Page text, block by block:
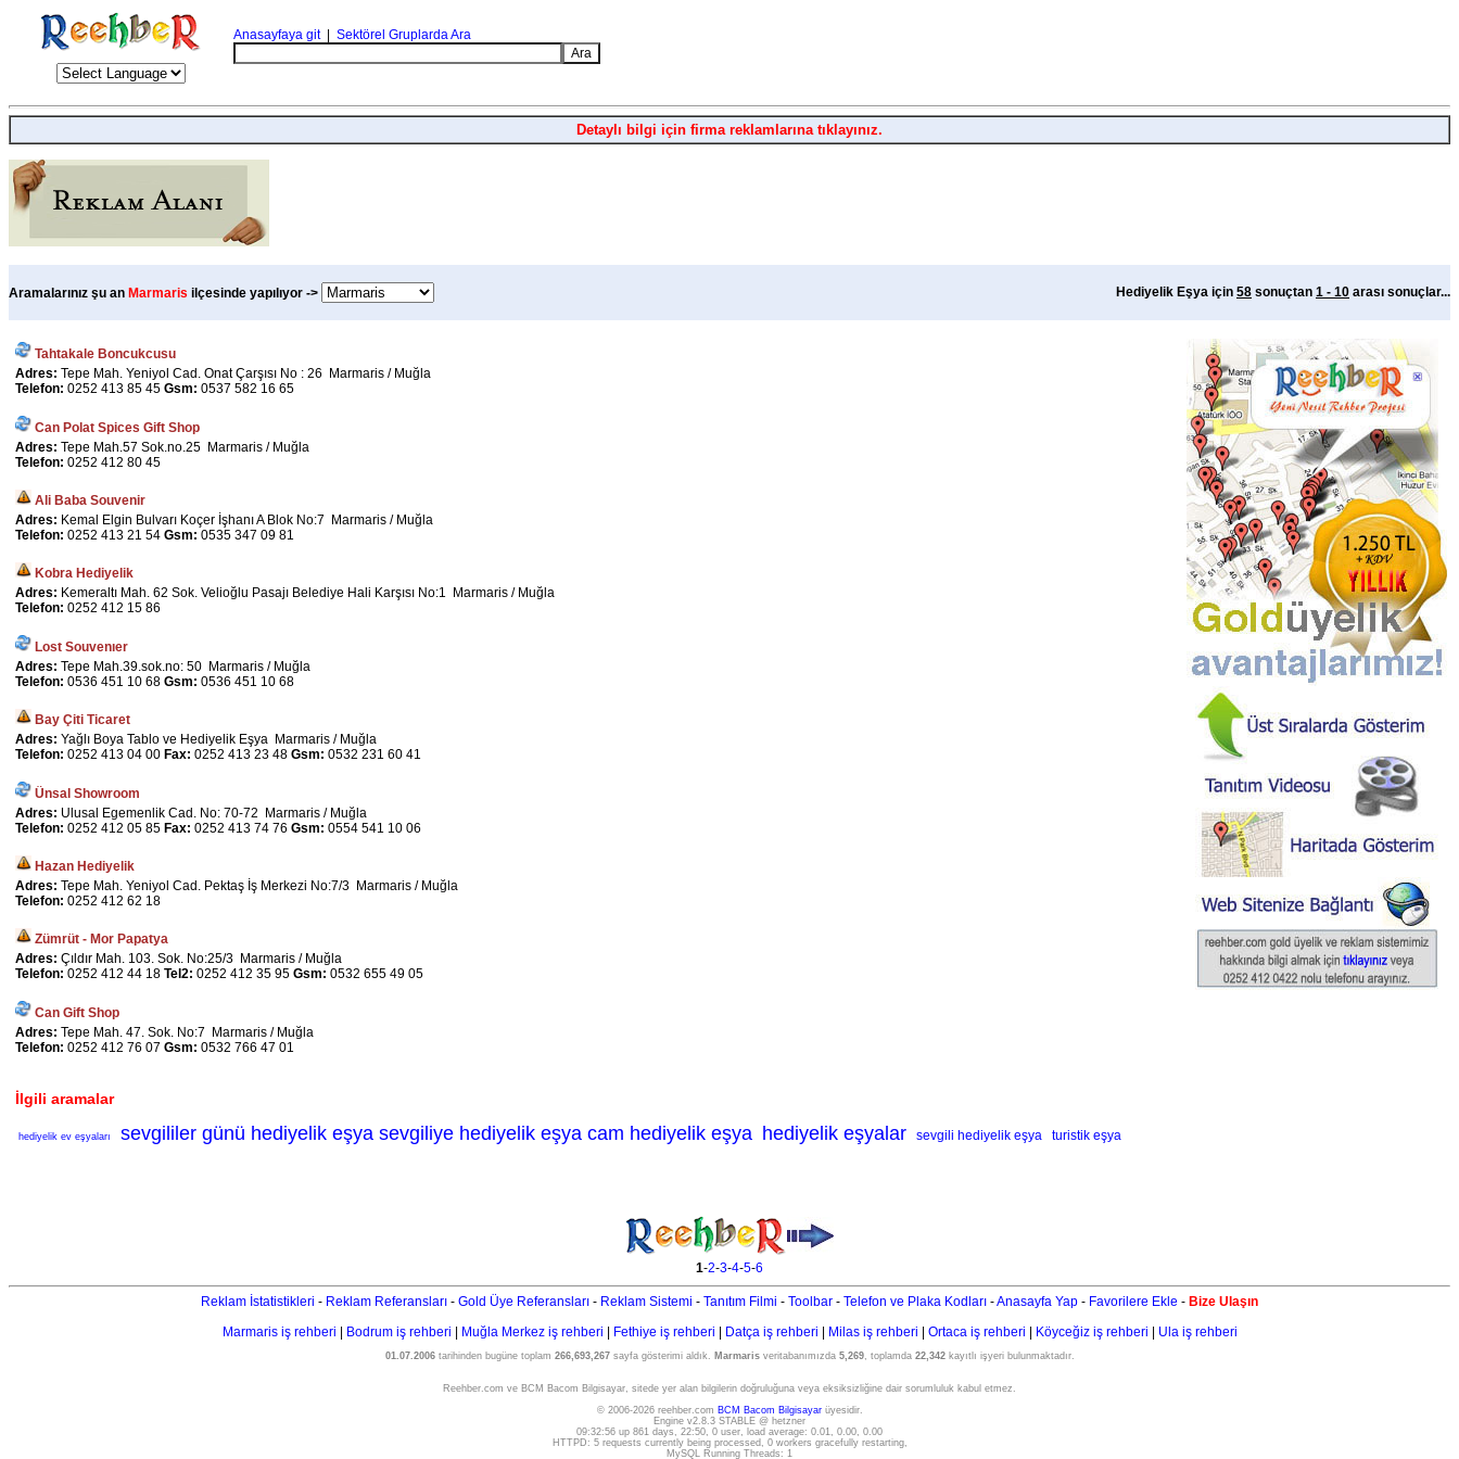
Anasayfaya git| Sektörel Gruplarda Ara
Detaylı bilgi için firma reklamlarına tıklayınız.
Aramalarınız şu an Marmaris ilçesinde yapılıyor -> Hediyelik Eşya için 58 sonuçtan 1 - 10 arası sonuçlar...
Tahtakale Boncukcusu
Adres: Tepe Mah. Yeniyol Cad. Onat Çarşısı No : 26 Marmaris / Muğla
Telefon: 0252 413 85 45 Gsm: 0537 582 16 65
Can Polat Spices Gift Shop
Adres: Tepe Mah.57 Sok.no.25 Marmaris / Muğla
Telefon: 0252 412 80 45
Ali Baba Souvenir
Adres: Kemal Elgin Bulvarı Koçer İşhanı A Blok No:7 Marmaris / Muğla
Telefon: 0252 413 21 54 Gsm: 0535 347 09 81
Kobra Hediyelik
Adres: Kemeraltı Mah. 62 Sok. Velioğlu Pasajı Belediye Hali Karşısı No:1 Marmaris / Muğla
Telefon: 0252 412 15 86
Lost Souvenıer
Adres: Tepe Mah.39.sok.no: 50 Marmaris / Muğla
Telefon: 0536 451 10 68 Gsm: 0536 451 10 68
Bay Çiti Ticaret
Adres: Yağlı Boya Tablo ve Hediyelik Eşya Marmaris / Muğla
Telefon: 0252 413 04 00 Fax: 0252 413 23 48 Gsm: 0532 231 60 41
Ünsal Showroom
Adres: Ulusal Egemenlik Cad. No: 70-72 Marmaris / Muğla
Telefon: 0252 412 05 85 Fax: 0252 413 74 76 Gsm: 0554 541 10 06
Hazan Hediyelik
Adres: Tepe Mah. Yeniyol Cad. Pektaş İş Merkezi No:7/3 Marmaris / Muğla
Telefon: 0252 412 62 18
Zümrüt - Mor Papatya
Adres: Çıldır Mah. 103. Sok. No:25/3 Marmaris / Muğla
Telefon: 0252 412 44 18 Tel2: 0252 412 35 95 Gsm: 0532 655 49 05
Can Gift Shop
Adres: Tepe Mah. 47. Sok. No:7 Marmaris / Muğla
Telefon: 0252 412 76 07 Gsm: 0532 766 47 01
İlgili aramalar
hediyelik ev eşyaları sevgililer günü hediyelik eşya sevgiliye hediyelik eşya cam hediyelik eşya hediyelik eşyalar sevgili hediyelik eşya turistik eşya
1-2-3-4-5-6
Reklam İstatistikleri - Reklam Referansları - Gold Üye Referansları - Reklam Sistemi - Tanıtım Filmi - Toolbar - Telefon ve Plaka Kodları -Anasayfa Yap - Favorilere Ekle - Bize Ulaşın
Marmaris iş rehberi
Bodrum iş rehberi Muğla Merkez iş rehberi Fethiye iş rehberi Datça iş rehberi Milas iş rehberi Ortaca iş rehberi Köyceğiz iş rehberi Ula iş rehberi
01.07.2006tarihinden bugüne toplam 266,693,267sayfa gösterimi aldık. Marmarisveritabanımızda 5,269, toplamda 22,342kayıtlı işyeri bulunmaktadır.
Reehber.com ve BCM Bacom Bilgisayar, sitede yer alan bilgilerin doğruluğuna veya eksiksizliğine dair sorumluluk kabul etmez.
© 2006-2026 reehber.com BCM Bacom Bilgisayarüyesidir.
Engine v2.8.3 STABLE @ hetzner
09:32:56 up 861 days, 22:50, 0 user, load average: 0.01, 0.00, 0.00
HTTPD: 5 requests currently being processed, 0 workers gracefully restarting,
MySQL Running Threads: 1